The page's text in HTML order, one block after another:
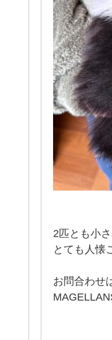
2匹とも小
とても人懐
お問合わせ